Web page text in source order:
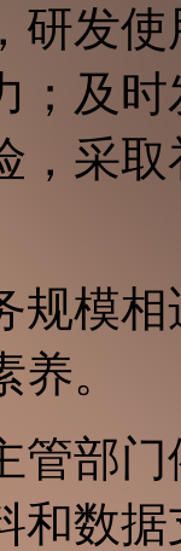
研发
；及
，采
规模
。
管部
和数